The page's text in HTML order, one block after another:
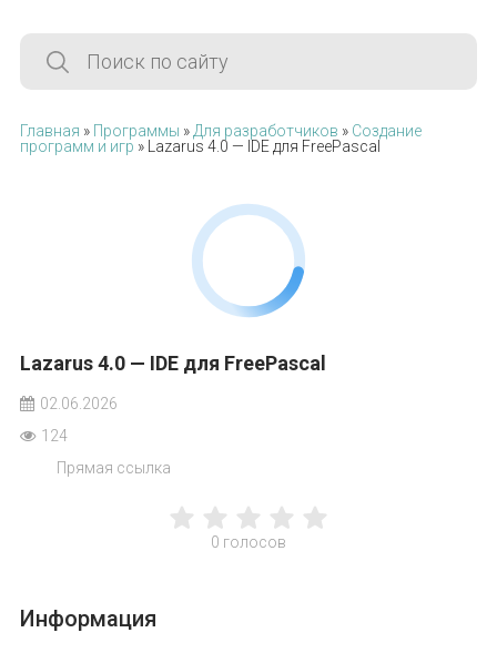
Главная » Программы » Для разработчиков » Создание
программ и игр » Lazarus 4.0 — IDE для FreePascal
Lazarus 4.0 — IDE для FreePascal
02.06.2026
124
Прямая ссылка
0 голосов
Информация